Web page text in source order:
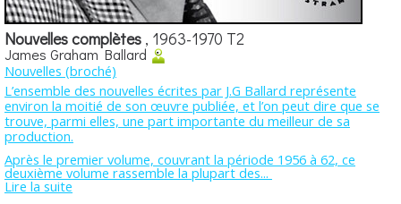
Nouvelles complètes , 1963-1970 T2
James Graham Ballard
Nouvelles (broché)
L’ensemble des nouvelles écrites par J.G Ballard représente
environ la moitié de son œuvre publiée, et l’on peut dire que se
trouve, parmi elles, une part importante du meilleur de sa
production.
Après le premier volume, couvrant la période 1956 à 62, ce
deuxième volume rassemble la plupart des...
Lire la suite